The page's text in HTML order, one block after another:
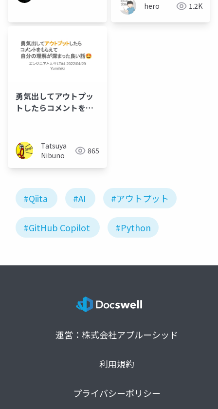
hero 1.2K
勇気出してアウトプッ
トしたらコメントをも
Tatsuya
Nibuno
865
#Qiita #AI #アウトプット
#GitHub Copilot #Python
運営：株式会社アプルーシッド
利用規約
プライバシーポリシー